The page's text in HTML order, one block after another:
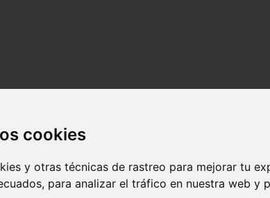
cookies
y otras técnicas de rastreo para mejorar tu
para analizar el tráfico en nuestra web y